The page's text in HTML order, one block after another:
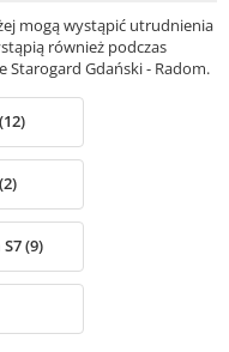
mogą wystąpić utrudnienia
również podczas
Starogard Gdański - Radom.
(9)